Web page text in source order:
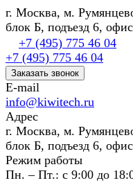
г. Москва, м.
блок Б, подъезд 6,
+7 (495) 775 46 04
+7 (495) 775 46 04
Заказать звонок
E-mail
info@kiwitech.ru
Адрес
г. Москва, м.
блок Б, подъезд 6,
Режим работы
Пн. – Пт.: с 9:00 до